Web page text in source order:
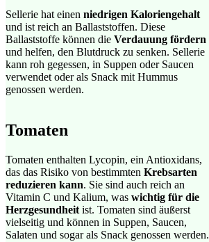
Sellerie hat einen niedrigen Kaloriengehalt
und ist reich an Ballaststoffen. Diese
Ballaststoffe können die Verdauung fördern
und helfen, den Blutdruck zu senken. Sellerie
kann roh gegessen, in Suppen oder Saucen
verwendet oder als Snack mit Hummus
genossen werden.
Tomaten
Tomaten enthalten Lycopin, ein Antioxidans,
das das Risiko von bestimmten Krebsarten
reduzieren kann. Sie sind auch reich an
Vitamin C und Kalium, was wichtig für die
Herzgesundheit ist. Tomaten sind äußerst
vielseitig und können in Suppen, Saucen,
Salaten und sogar als Snack genossen werden.